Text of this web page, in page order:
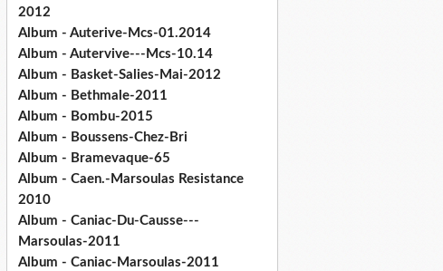
2012
Album - Auterive-Mcs-01.2014
Album - Autervive---Mcs-10.14
Album - Basket-Salies-Mai-2012
Album - Bethmale-2011
Album - Bombu-2015
Album - Boussens-Chez-Bri
Album - Bramevaque-65
Album - Caen.-Marsoulas Resistance
2010
Album - Caniac-Du-Causse---
Marsoulas-2011
Album - Caniac-Marsoulas-2011